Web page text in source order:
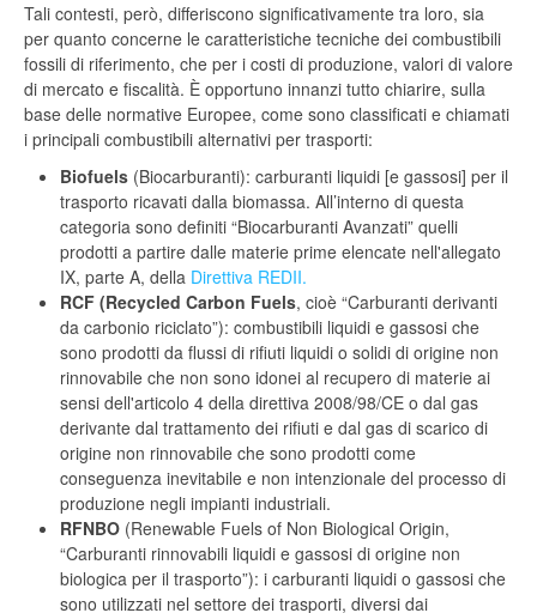
Tali contesti, però, differiscono significativamente tra loro, sia
per quanto concerne le caratteristiche tecniche dei combustibili
fossili di riferimento, che per i costi di produzione, valori di valore
di mercato e fiscalità. È opportuno innanzi tutto chiarire, sulla
base delle normative Europee, come sono classificati e chiamati
i principali combustibili alternativi per trasporti:
Biofuels (Biocarburanti): carburanti liquidi [e gassosi] per il
trasporto ricavati dalla biomassa. All’interno di questa
categoria sono definiti “Biocarburanti Avanzati” quelli
prodotti a partire dalle materie prime elencate nell'allegato
IX, parte A, della Direttiva REDII.
RCF (Recycled Carbon Fuels, cioè “Carburanti derivanti
da carbonio riciclato”): combustibili liquidi e gassosi che
sono prodotti da flussi di rifiuti liquidi o solidi di origine non
rinnovabile che non sono idonei al recupero di materie ai
sensi dell'articolo 4 della direttiva 2008/98/CE o dal gas
derivante dal trattamento dei rifiuti e dal gas di scarico di
origine non rinnovabile che sono prodotti come
conseguenza inevitabile e non intenzionale del processo di
produzione negli impianti industriali.
RFNBO (Renewable Fuels of Non Biological Origin,
“Carburanti rinnovabili liquidi e gassosi di origine non
biologica per il trasporto”): i carburanti liquidi o gassosi che
sono utilizzati nel settore dei trasporti, diversi dai